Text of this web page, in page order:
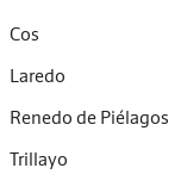
Cos
Laredo
Renedo de Piélagos
Trillayo